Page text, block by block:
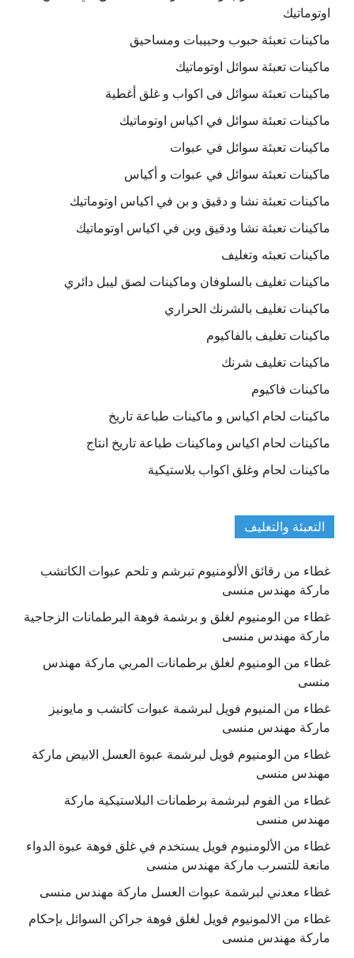
اوتوماتيك
ماكينات تعبئة حبوب وحبيبات ومساحيق
ماكينات تعبئة سوائل اوتوماتيك
ماكينات تعبئة سوائل فى اكواب و غلق أغطية
ماكينات تعبئة سوائل في اكياس اوتوماتيك
ماكينات تعبئة سوائل في عبوات
ماكينات تعبئة سوائل في عبوات و أكياس
ماكينات تعبئة نشا و دقيق و بن في اكياس اوتوماتيك
ماكينات تعبئة نشا ودقيق وبن في اكياس اوتوماتيك
ماكينات تعبئه وتغليف
ماكينات تغليف بالسلوفان وماكينات لصق ليبل دائري
ماكينات تغليف بالشرنك الحراري
ماكينات تغليف بالفاكيوم
ماكينات تغليف شرنك
ماكينات فاكيوم
ماكينات لحام اكياس و ماكينات طباعة تاريخ
ماكينات لحام اكياس وماكينات طباعة تاريخ انتاج
ماكينات لحام وغلق اكواب بلاستيكية
التعبئة والتغليف
غطاء من رقائق الألومنيوم تبرشم و تلحم عبوات الكاتشب
ماركة مهندس منسى
غطاء من الومنيوم لغلق و برشمة فوهة البرطمانات الزجاجية
ماركة مهندس منسى
غطاء من الومنيوم لغلق برطمانات المربي ماركة مهندس
منسى
غطاء من المنيوم فويل لبرشمة عبوات كاتشب و مايونيز
ماركة مهندس منسى
غطاء من الومنيوم فويل لبرشمة عبوة العسل الابيض ماركة
مهندس منسى
غطاء من الفوم لبرشمة برطمانات البلاستيكية ماركة
مهندس منسى
غطاء من الألومنيوم فويل يستخدم في غلق فوهة عبوة الدواء
مانعة للتسرب ماركة مهندس منسى
غطاء معدني لبرشمة عبوات العسل ماركة مهندس منسى
غطاء من الالمونيوم فويل لغلق فوهة جراكن السوائل بإحكام
ماركة مهندس منسى